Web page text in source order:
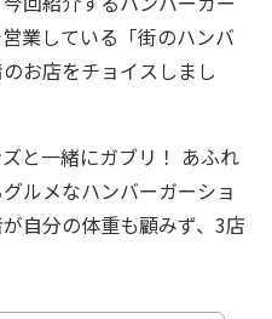
業している「街のハンバ
お店をチョイスしまし
と一緒にガブリ！ あふれ
ルメなハンバーガーショ
自分の体重も顧みず、3店